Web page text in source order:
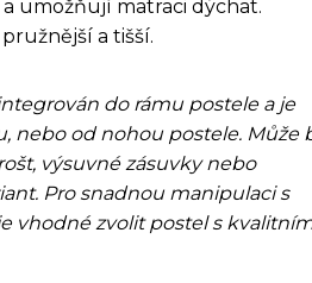
umožňují matraci dýchat.
a tišší.
do rámu postele a je
nebo od nohou postele. Může
výsuvné zásuvky nebo
Pro snadnou manipulaci s
vhodné zvolit postel s